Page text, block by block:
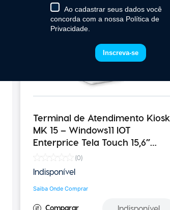
Terminal de Atendimento Kiosk
MK 15 – Windows11 IOT
Enterprice Tela Touch 15,6”
Leitor com Sensor de Presença
Impressora 250MM/S
(0)
Indisponível
Saiba Onde Comprar